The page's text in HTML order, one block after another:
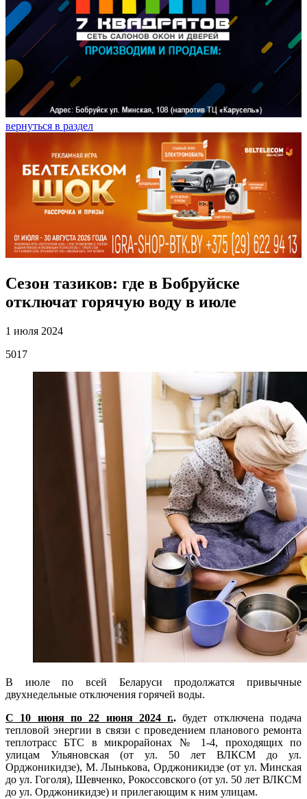
вернуться в раздел
Сезон тазиков: где в Бобруйске
отключат горячую воду в июле
1 июля 2024
5017
В июле по всей Беларуси продолжатся привычные
двухнедельные отключения горячей воды.
С 10 июня по 22 июня 2024 г.. будет отключена подача
тепловой энергии в связи с проведением планового ремонта
теплотрасс БТС в микрорайонах № 1-4, проходящих по
улицам Ульяновская (от ул. 50 лет ВЛКСМ до ул.
Орджоникидзе), М. Лынькова, Орджоникидзе (от ул. Минская
до ул. Гоголя), Шевченко, Рокоссовского (от ул. 50 лет ВЛКСМ
до ул. Орджоникидзе) и прилегающим к ним улицам.